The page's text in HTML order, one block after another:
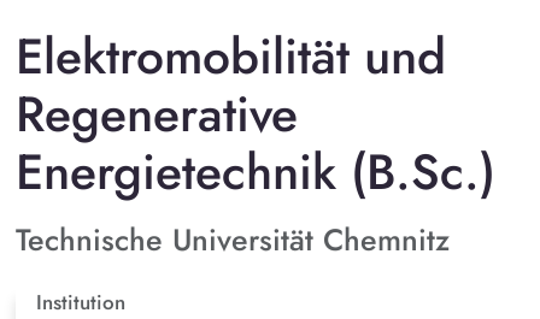
Elektromobilität und
Regenerative
Energietechnik (B.Sc.)
Technische Universität Chemnitz
Institution